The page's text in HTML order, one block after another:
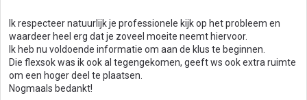
Ik respecteer natuurlijk je professionele kijk op het probleem en
waardeer heel erg dat je zoveel moeite neemt hiervoor.
Ik heb nu voldoende informatie om aan de klus te beginnen.
Die flexsok was ik ook al tegengekomen, geeft ws ook extra ruimte
om een hoger deel te plaatsen.
Nogmaals bedankt!